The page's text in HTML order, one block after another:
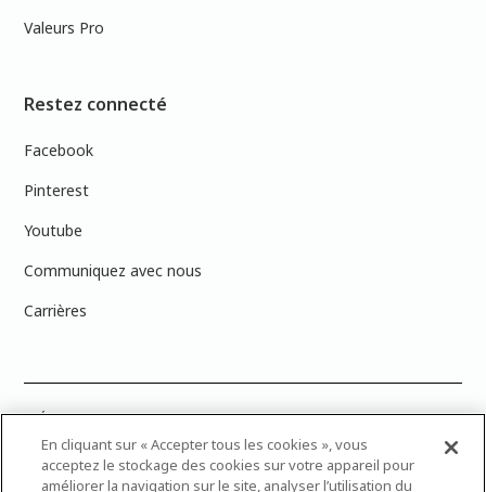
Valeurs Pro
Restez connecté
Facebook
Pinterest
Youtube
Communiquez avec nous
Carrières
PRÉCISION DES COULEURS : Veuillez noter que les couleurs affichées à
l’écran peuvent ne pas correspondre exactement aux couleurs de
peinture réelles en raison des variations de calibration des écrans.
Vous pouvez apporter les numéros d’échantillons de couleur de
En cliquant sur « Accepter tous les cookies », vous
acceptez le stockage des cookies sur votre appareil pour
améliorer la navigation sur le site, analyser l’utilisation du